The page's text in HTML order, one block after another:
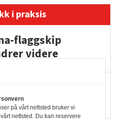
i praksis
flaggskip
videre
på vårt nettsted bruker vi
nettsted. Du kan reservere